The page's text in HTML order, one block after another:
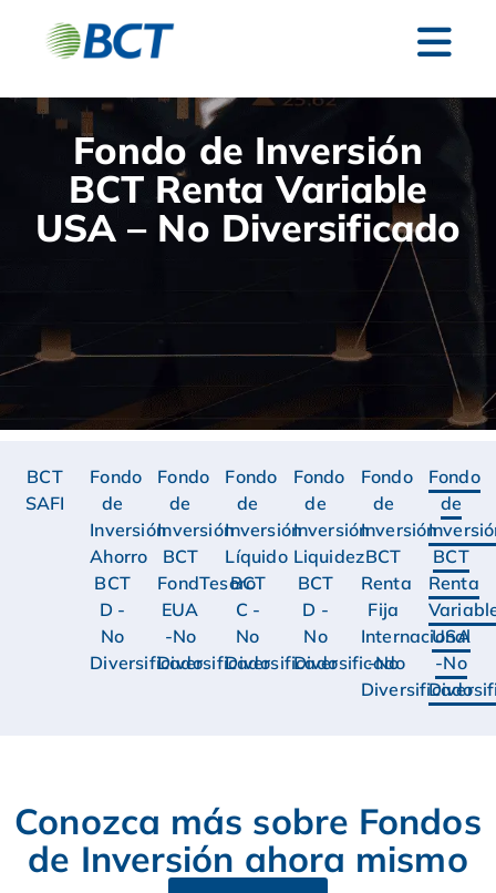
Fondo de Inversión
BCT Renta Variable
USA – No Diversificado
BCT
SAFI
Fondo
de
Inversión
Ahorro
BCT
D -
No
Diversificado
Fondo
de
Inversión
BCT
FondTesoro
EUA
-No
Diversificado
Fondo
de
Inversión
Líquido
BCT
C -
No
Diversificado
Fondo
de
Inversión
Liquidez
BCT
D -
No
Diversificado
Fondo
de
Inversión
BCT
Renta
Fija
Internacional
-No
Diversificado
Fondo
de
BCT
Renta
USA
-No
Conozca más sobre Fondos
de Inversión ahora mismo